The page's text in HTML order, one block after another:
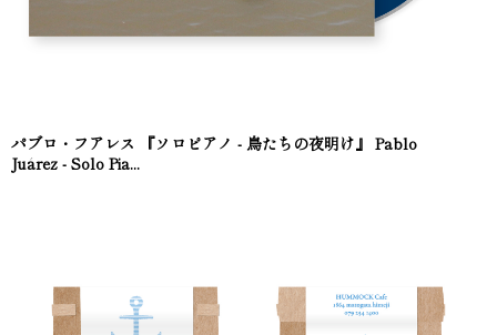
パブロ・フアレス 『ソロピアノ - 鳥たちの夜明け』 Pablo
Juárez - Solo Pia...